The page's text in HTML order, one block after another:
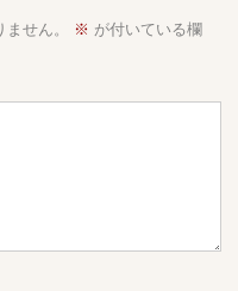
せん。 ※ が付いている欄